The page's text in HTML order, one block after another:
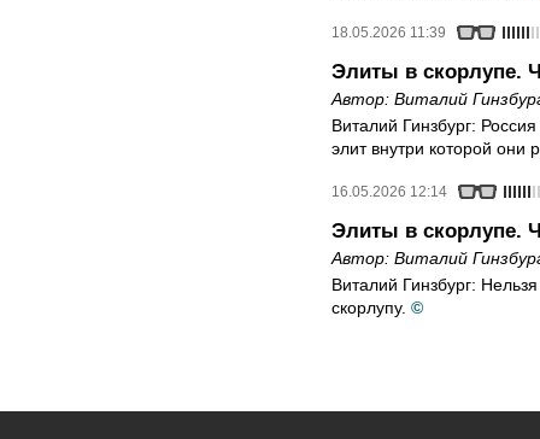
18.05.2026 11:39
Элиты в скорлупе.
Автор: Виталий
Виталий Гинзбург:
элит внутри которой они
16.05.2026 12:14
Элиты в скорлупе.
Автор: Виталий
Виталий Гинзбург:
скорлупу. ©